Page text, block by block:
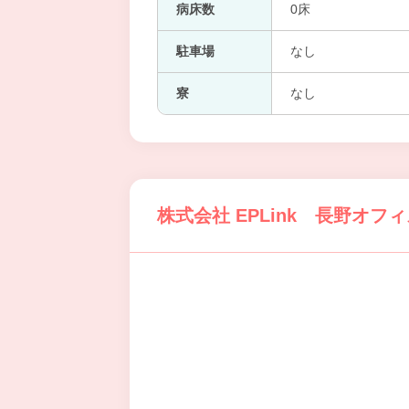
病床数 0床
駐車場 なし
寮 なし
株式会社 EPLink 長野オフィ